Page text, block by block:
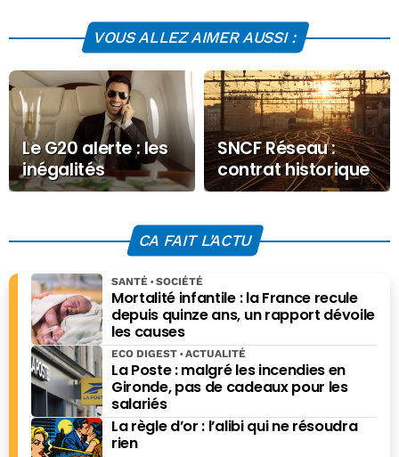
VOUS ALLEZ AIMER AUSSI :
Le G20 alerte : les
inégalités
menacent
SNCF Réseau :
contrat historique
de 4,5 milliards
moderniser le rail
français
CA FAIT L'ACTU
Mortalité infantile : la France recule
depuis quinze ans, un rapport dévoile
les causes
SANTÉ SOCIÉTÉ
La Poste : malgré les incendies en
Gironde, pas de cadeaux pour les
salariés
ECO DIGEST ACTUALITÉ
La règle d’or : l’alibi qui ne résoudra
rien